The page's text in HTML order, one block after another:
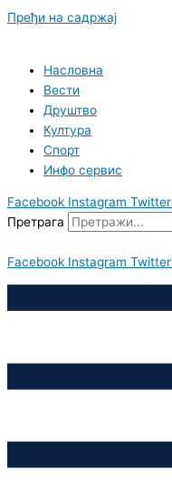
Пређи на садржај
Насловна
Вести
Друштво
Култура
Спорт
Инфо сервис
Facebook Instagram Twitter
Претрага
Facebook Instagram Twitter